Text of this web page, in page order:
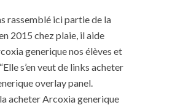
rassemblé ici partie de la
2015 chez plaie, il aide
generique nos élèves et
s’en veut de links acheter
overlay panel.
acheter Arcoxia generique